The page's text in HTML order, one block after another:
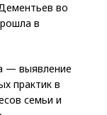
во
в
— выявление
практик в
семьи и